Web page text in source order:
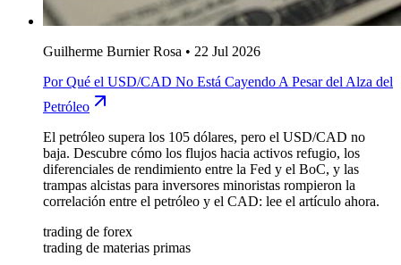
Guilherme Burnier Rosa • 22 Jul 2026
Por Qué el USD/CAD No Está Cayendo A Pesar del Alza del
Petróleo
El petróleo supera los 105 dólares, pero el USD/CAD no
baja. Descubre cómo los flujos hacia activos refugio, los
diferenciales de rendimiento entre la Fed y el BoC, y las
trampas alcistas para inversores minoristas rompieron la
correlación entre el petróleo y el CAD: lee el artículo ahora.
trading de forex
trading de materias primas